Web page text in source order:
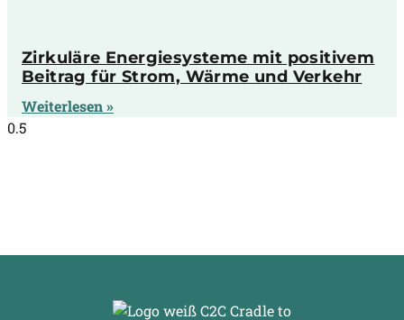
Zirkuläre Energiesysteme mit positivem
Beitrag für Strom, Wärme und Verkehr
Weiterlesen »